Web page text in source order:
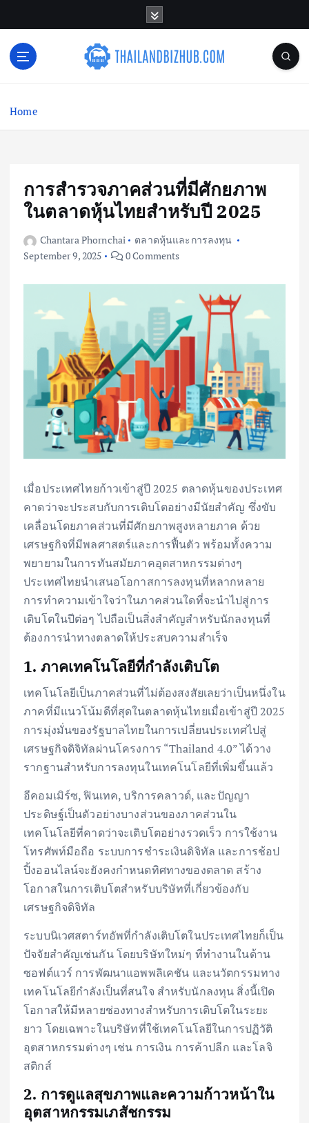
n
Home
การสำรวจภาคส่วนที่มีศักยภาพ
ในตลาดหุ้นไทยสำหรับปี 2025
Chantara Phornchai
ตลาดหุ้นและการลงทุน
September 9, 2025
0 Comments
เมื่อประเทศไทยก้าวเข้าสู่ปี 2025 ตลาดหุ้นของประเทศ
คาดว่าจะประสบกับการเติบโตอย่างมีนัยสำคัญ ซึ่งขับ
เคลื่อนโดยภาคส่วนที่มีศักยภาพสูงหลายภาค ด้วย
เศรษฐกิจที่มีพลศาสตร์และการฟื้นตัว พร้อมทั้งความ
พยายามในการทันสมัยภาคอุตสาหกรรมต่างๆ
ประเทศไทยนำเสนอโอกาสการลงทุนที่หลากหลาย
การทำความเข้าใจว่าในภาคส่วนใดที่จะนำไปสู่การ
เติบโตในปีต่อๆ ไปถือเป็นสิ่งสำคัญสำหรับนักลงทุนที่
ต้องการนำทางตลาดให้ประสบความสำเร็จ
1. ภาคเทคโนโลยีที่กำลังเติบโต
เทคโนโลยีเป็นภาคส่วนที่ไม่ต้องสงสัยเลยว่าเป็นหนึ่งใน
ภาคที่มีแนวโน้มดีที่สุดในตลาดหุ้นไทยเมื่อเข้าสู่ปี 2025
การมุ่งมั่นของรัฐบาลไทยในการเปลี่ยนประเทศไปสู่
เศรษฐกิจดิจิทัลผ่านโครงการ “Thailand 4.0” ได้วาง
รากฐานสำหรับการลงทุนในเทคโนโลยีที่เพิ่มขึ้นแล้ว
อีคอมเมิร์ซ, ฟินเทค, บริการคลาวด์, และปัญญา
ประดิษฐ์เป็นตัวอย่างบางส่วนของภาคส่วนใน
เทคโนโลยีที่คาดว่าจะเติบโตอย่างรวดเร็ว การใช้งาน
โทรศัพท์มือถือ ระบบการชำระเงินดิจิทัล และการช้อป
ปิ้งออนไลน์จะยังคงกำหนดทิศทางของตลาด สร้าง
โอกาสในการเติบโตสำหรับบริษัทที่เกี่ยวข้องกับ
เศรษฐกิจดิจิทัล
ระบบนิเวศสตาร์ทอัพที่กำลังเติบโตในประเทศไทยก็เป็น
ปัจจัยสำคัญเช่นกัน โดยบริษัทใหม่ๆ ที่ทำงานในด้าน
ซอฟต์แวร์ การพัฒนาแอพพลิเคชัน และนวัตกรรมทาง
เทคโนโลยีกำลังเป็นที่สนใจ สำหรับนักลงทุน สิ่งนี้เปิด
โอกาสให้มีหลายช่องทางสำหรับการเติบโตในระยะ
ยาว โดยเฉพาะในบริษัทที่ใช้เทคโนโลยีในการปฏิวัติ
อุตสาหกรรมต่างๆ เช่น การเงิน การค้าปลีก และโลจิ
สติกส์
2. การดูแลสุขภาพและความก้าวหน้าใน
อุตสาหกรรมเภสัชกรรม